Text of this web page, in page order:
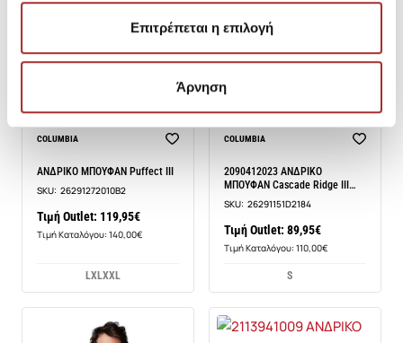
Επιτρέπεται η επιλογή
Άρνηση
COLUMBIA
ΑΝΔΡΙΚΟ ΜΠΟΥΦΑΝ Puffect III
SKU: 26291272010B2
Τιμή Outlet: 119,95€
Τιμή Καταλόγου: 140,00€
LXLXXL
COLUMBIA
2090412023 ΑΝΔΡΙΚΟ
ΜΠΟΥΦΑΝ Cascade Ridge III
Softs
SKU: 26291151D2184
Τιμή Outlet: 89,95€
Τιμή Καταλόγου: 110,00€
S